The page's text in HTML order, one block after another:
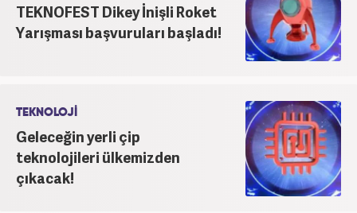
TEKNOFEST Dikey İnişli Roket
Yarışması başvuruları başladı!
TEKNOLOJİ
Geleceğin yerli çip
teknolojileri ülkemizden
çıkacak!